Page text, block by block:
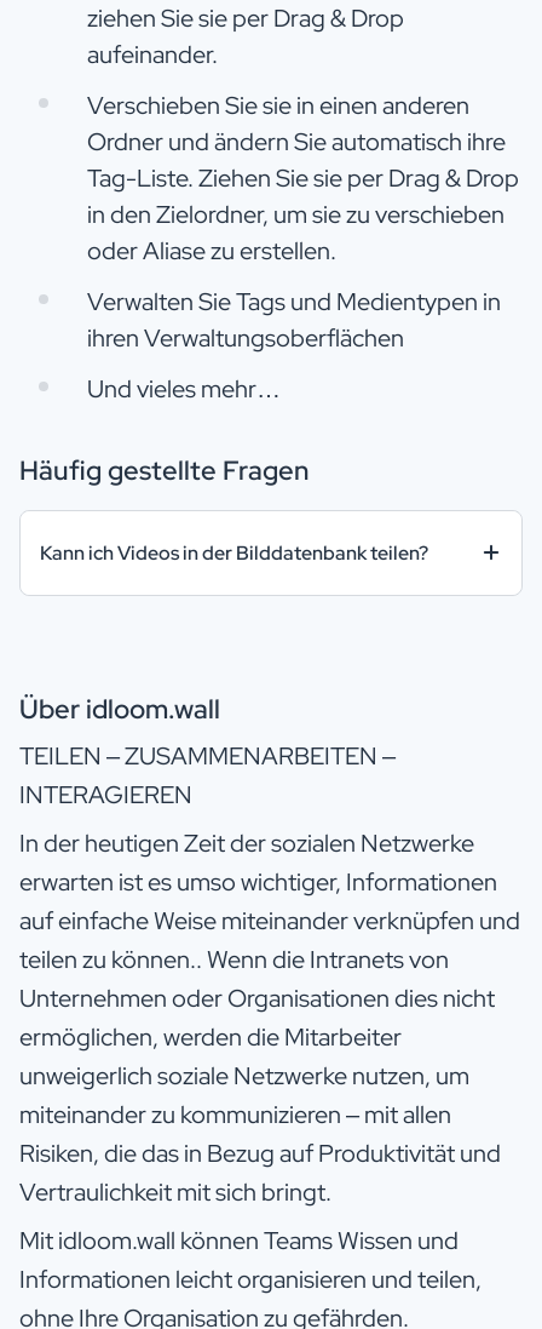
ziehen Sie sie per Drag & Drop
aufeinander.
Verschieben Sie sie in einen anderen
Ordner und ändern Sie automatisch ihre
Tag-Liste. Ziehen Sie sie per Drag & Drop
in den Zielordner, um sie zu verschieben
oder Aliase zu erstellen.
Verwalten Sie Tags und Medientypen in
ihren Verwaltungsoberflächen
Und vieles mehr…
Häufig gestellte Fragen
Kann ich Videos in der Bilddatenbank teilen?
Über idloom.wall
TEILEN – ZUSAMMENARBEITEN –
INTERAGIEREN
In der heutigen Zeit der sozialen Netzwerke
erwarten ist es umso wichtiger, Informationen
auf einfache Weise miteinander verknüpfen und
teilen zu können.. Wenn die Intranets von
Unternehmen oder Organisationen dies nicht
ermöglichen, werden die Mitarbeiter
unweigerlich soziale Netzwerke nutzen, um
miteinander zu kommunizieren – mit allen
Risiken, die das in Bezug auf Produktivität und
Vertraulichkeit mit sich bringt.
Mit idloom.wall können Teams Wissen und
Informationen leicht organisieren und teilen,
ohne Ihre Organisation zu gefährden.